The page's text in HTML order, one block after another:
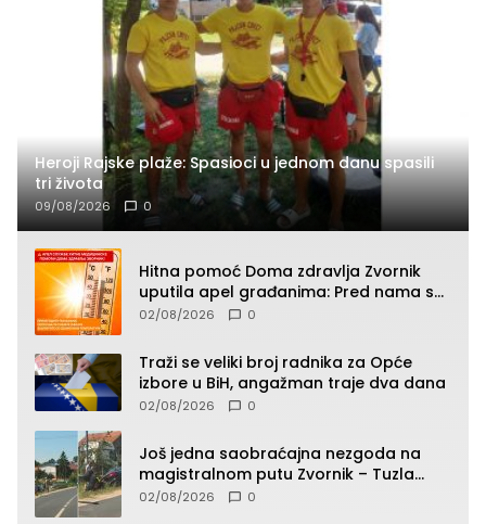
Heroji Rajske plaže: Spasioci u jednom danu spasili
tri života
09/08/2026 0
Hitna pomoć Doma zdravlja Zvornik
uputila apel građanima: Pred nama su
temperature do 40°C, oprez zbog
02/08/2026 0
Traži se veliki broj radnika za Opće
izbore u BiH, angažman traje dva dana
02/08/2026 0
Još jedna saobraćajna nezgoda na
magistralnom putu Zvornik – Tuzla
(FOTO)
02/08/2026 0